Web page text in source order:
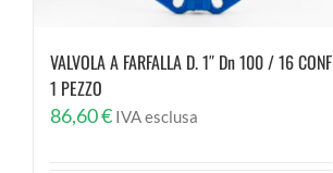
VALVOLA A FARFALLA D. 1″ Dn 100 / 16 CONF
1 PEZZO
86,60€ IVA esclusa